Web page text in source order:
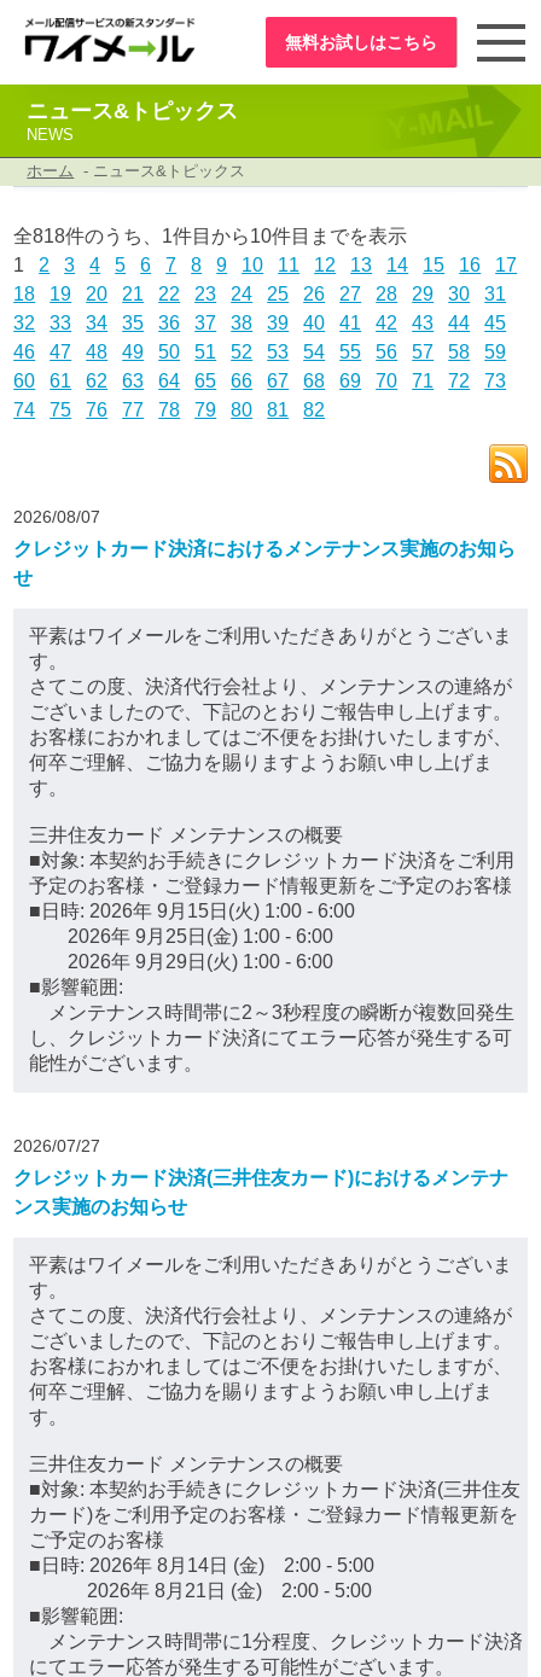
無料お試しはこちら
ニュース&トピックス
NEWS
ホーム - ニュース&トピックス
全818件のうち、1件目から10件目までを表示
1 2 3 4 5 6 7 8 9 10 11 12 13 14 15 16
17
18
19 20 21 22 23 24 25 26 27 28 29 30
31
32
33 34 35 36 37 38 39 40 41 42 43 44
45
46
47 48 49 50 51 52 53 54 55 56 57 58
59
60
61 62 63 64 65 66 67 68 69 70 71 72
73
74
75 76 77 78 79 80 81 82
2026/08/07
クレジットカード決済におけるメンテナンス実施のお知ら
せ
平素はワイメールをご利用いただきありがとうございま
す。
さてこの度、決済代行会社より、メンテナンスの連絡が
ございましたので、下記のとおりご報告申し上げます。
お客様におかれましてはご不便をお掛けいたしますが、
何卒ご理解、ご協力を賜りますようお願い申し上げま
す。
三井住友カード メンテナンスの概要
■対象: 本契約お手続きにクレジットカード決済をご利用
予定のお客様・ご登録カード情報更新をご予定のお客様
■日時: 2026年 9月15日(火) 1:00 - 6:00
2026年 9月25日(金) 1:00 - 6:00
2026年 9月29日(火) 1:00 - 6:00
■影響範囲:
メンテナンス時間帯に2～3秒程度の瞬断が複数回発生
し、クレジットカード決済にてエラー応答が発生する可
能性がございます。
2026/07/27
クレジットカード決済(三井住友カード)におけるメンテナ
ンス実施のお知らせ
平素はワイメールをご利用いただきありがとうございま
す。
さてこの度、決済代行会社より、メンテナンスの連絡が
ございましたので、下記のとおりご報告申し上げます。
お客様におかれましてはご不便をお掛けいたしますが、
何卒ご理解、ご協力を賜りますようお願い申し上げま
す。
三井住友カード メンテナンスの概要
■対象: 本契約お手続きにクレジットカード決済(三井住友
カード)をご利用予定のお客様・ご登録カード情報更新を
ご予定のお客様
■日時: 2026年 8月14日 (金) 2:00 - 5:00
2026年 8月21日 (金) 2:00 - 5:00
■影響範囲:
メンテナンス時間帯に1分程度、クレジットカード決済
にてエラー応答が発生する可能性がございます。